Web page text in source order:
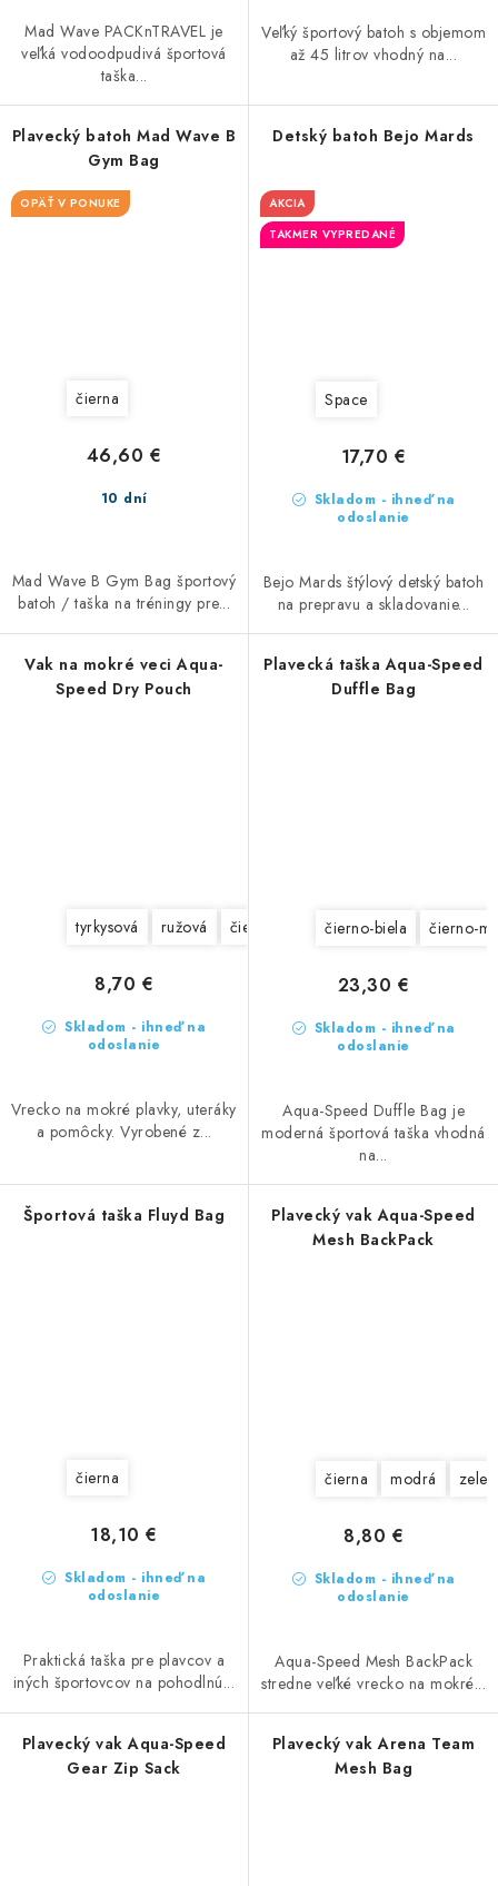
Mad Wave PACKnTRAVEL je
veľká vodoodpudivá športová
taška...
Veľký športový batoh s objemom
až 45 litrov vhodný na...
Plavecký batoh Mad Wave B
Gym Bag
OPÄŤ V PONUKE
čierna
10 dní
46,60 €
Mad Wave B Gym Bag športový
batoh / taška na tréningy pre...
Detský batoh Bejo Mards
AKCIA
TAKMER VYPREDANÉ
Space
Skladom - ihneď na
odoslanie
17,70 €
Bejo Mards štýlový detský batoh
na prepravu a skladovanie...
Vak na mokré veci Aqua-
Speed Dry Pouch
tyrkysová ružová čierna
Skladom - ihneď na
odoslanie
8,70 €
Vrecko na mokré plavky, uteráky
a pomôcky. Vyrobené z...
Plavecká taška Aqua-Speed
Duffle Bag
čierno-biela čierno-
Skladom - ihneď na
odoslanie
23,30 €
Aqua-Speed Duffle Bag je
moderná športová taška vhodná
na...
Športová taška Fluyd Bag
čierna
Skladom - ihneď na
odoslanie
18,10 €
Praktická taška pre plavcov a
iných športovcov na pohodlnú...
Plavecký vak Aqua-Speed
Mesh BackPack
čierna modrá
Skladom - ihneď na
odoslanie
8,80 €
Aqua-Speed Mesh BackPack
stredne veľké vrecko na mokré...
Plavecký vak Aqua-Speed
Gear Zip Sack
Plavecký vak Arena Team
Mesh Bag